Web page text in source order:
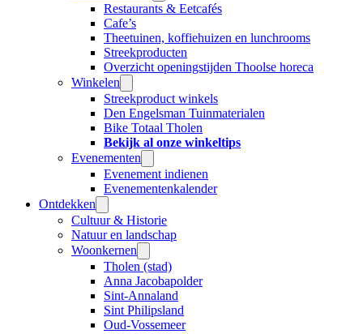
Restaurants & Eetcafés
Cafe’s
Theetuinen, koffiehuizen en lunchrooms
Streekproducten
Overzicht openingstijden Thoolse horeca
Winkelen
Streekproduct winkels
Den Engelsman Tuinmaterialen
Bike Totaal Tholen
Bekijk al onze winkeltips
Evenementen
Evenement indienen
Evenementenkalender
Ontdekken
Cultuur & Historie
Natuur en landschap
Woonkernen
Tholen (stad)
Anna Jacobapolder
Sint-Annaland
Sint Philipsland
Oud-Vossemeer